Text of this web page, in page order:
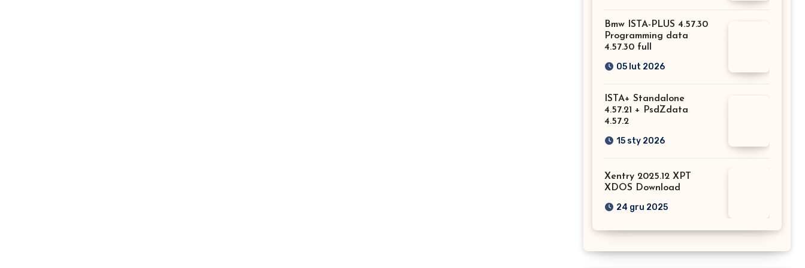
Bmw ISTA-PLUS 4.57.30
Programming data
4.57.30 full
05 lut 2026
ISTA+ Standalone
4.57.21 + PsdZdata
4.57.2
15 sty 2026
Xentry 2025.12 XPT
XDOS Download
24 gru 2025